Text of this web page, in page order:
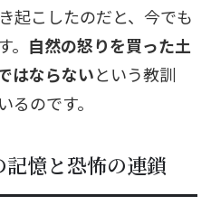
起こしたのだと、今でも
自然の怒りを買った土
はならないという教訓
るのです。
憶と恐怖の連鎖